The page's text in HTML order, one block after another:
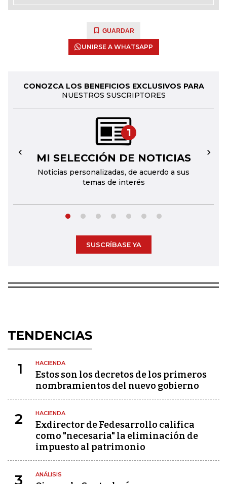
GUARDAR
UNIRSE A WHATSAPP
CONOZCA LOS BENEFICIOS EXCLUSIVOS PARA
NUESTROS SUSCRIPTORES
1
MI SELECCIÓN DE NOTICIAS
Noticias personalizadas, de acuerdo a sus
temas de interés
← →
SUSCRÍBASE YA
TENDENCIAS
1 HACIENDA
Estos son los decretos de los primeros
nombramientos del nuevo gobierno
2 HACIENDA
Exdirector de Fedesarrollo califica
como "necesaria" la eliminación de
impuesto al patrimonio
3 ANÁLISIS